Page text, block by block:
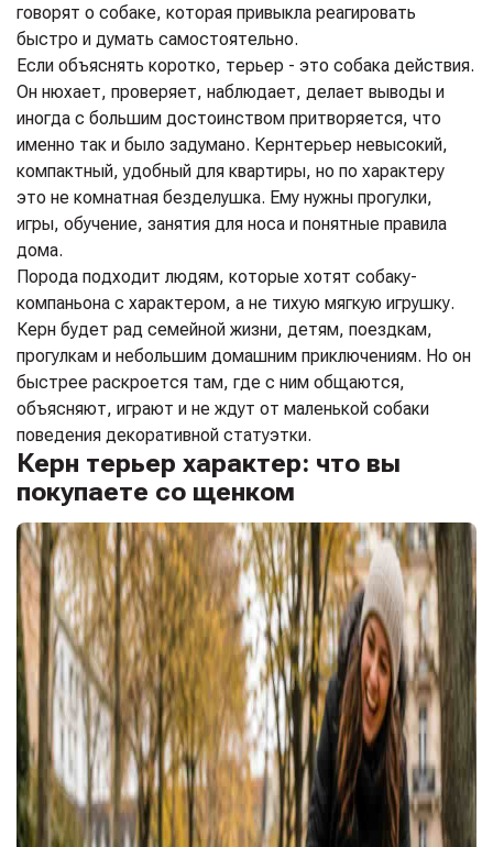
говорят о собаке, которая привыкла реагировать
быстро и думать самостоятельно.
Если объяснять коротко, терьер - это собака действия.
Он нюхает, проверяет, наблюдает, делает выводы и
иногда с большим достоинством притворяется, что
именно так и было задумано. Кернтерьер невысокий,
компактный, удобный для квартиры, но по характеру
это не комнатная безделушка. Ему нужны прогулки,
игры, обучение, занятия для носа и понятные правила
дома.
Порода подходит людям, которые хотят собаку-
компаньона с характером, а не тихую мягкую игрушку.
Керн будет рад семейной жизни, детям, поездкам,
прогулкам и небольшим домашним приключениям. Но он
быстрее раскроется там, где с ним общаются,
объясняют, играют и не ждут от маленькой собаки
поведения декоративной статуэтки.
Керн терьер характер: что вы
покупаете со щенком